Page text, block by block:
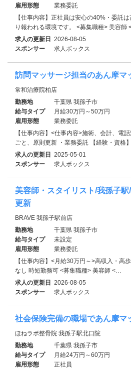
雇用形態
業務委託
【仕事内容】正社員は安心の40%・委託
り報われる環境です。 <募集職種> 美容師
求人の更新日 2026-08-05
スポンサー
求人ボックス
訪問マッサージ担当のあん摩マ
常和治療院柏店
勤務地
千葉県 我孫子市
給与タイプ
月給30万円～50万円
雇用形態
業務委託
【仕事内容】<仕事内容>施術、会計、電
ごと、原則更新 ・業務委託 【経験・資格
求人の更新日 2025-05-01
スポンサー
求人ボックス
美容師・スタイリスト/我孫子駅
更新
BRAVE 我孫子駅前店
勤務地
千葉県 我孫子市
給与タイプ
未設定
雇用形態
業務委託
【仕事内容】<月給30万円～>高収入・高
なし 時短勤務可 <募集職種> 美容師 <…
求人の更新日 2026-08-05
スポンサー
求人ボックス
社会保険完備の職場であん摩マ
ほねラボ整骨院 我孫子駅北口院
勤務地
千葉県 我孫子市
給与タイプ
月給24万円～60万円
雇用形態
正社員